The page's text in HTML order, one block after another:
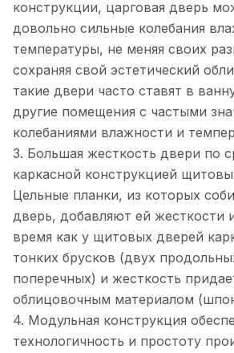
конструкции, царговая дверь
довольно сильные колебания
температуры, не меняя своих
сохраняя свой эстетический
такие двери часто ставят в
другие помещения с частыми
колебаниями влажности и
3. Большая жесткость двери по
каркасной конструкцией
Цельные планки, из которых
дверь, добавляют ей жесткости
время как у щитовых дверей
тонких брусков (двух
поперечных) и жесткость
облицовочным материалом
4. Модульная конструкция
технологичность и простоту